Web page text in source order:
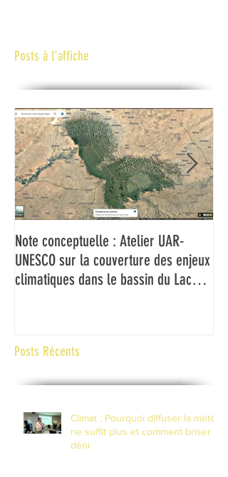
Posts à l'affiche
Note conceptuelle : Atelier UAR-
UNESCO sur la couverture des enjeux
climatiques dans le bassin du Lac
Posts Récents
Climat : Pourquoi diffuser la météo
ne suffit plus et comment briser le
déni